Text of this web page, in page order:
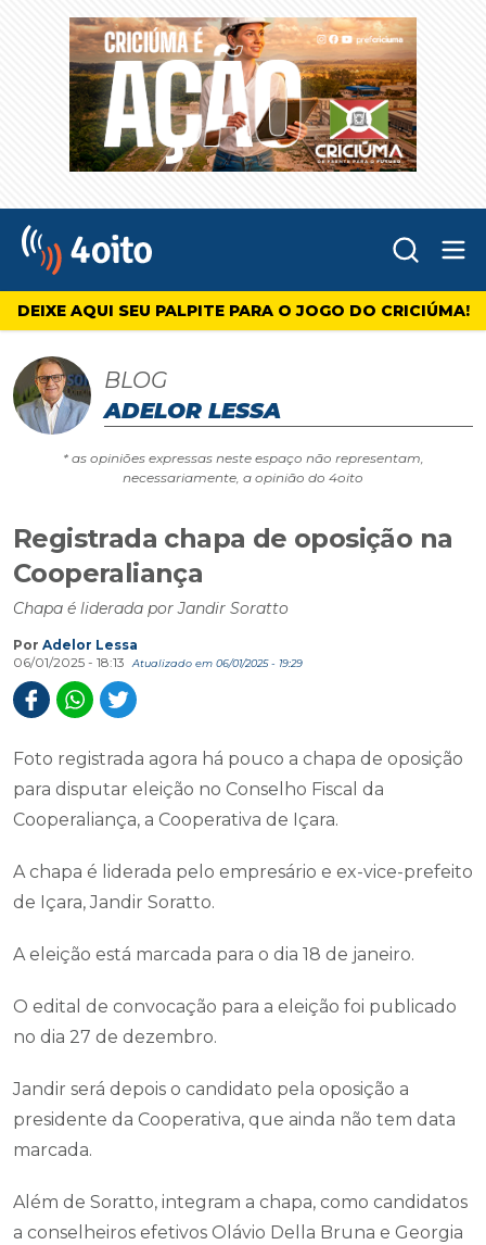
4oito
DEIXE AQUI SEU PALPITE PARA O JOGO DO CRICIÚMA!
BLOG
ADELOR LESSA
* as opiniões expressas neste espaço não representam,
necessariamente, a opinião do 4oito
Registrada chapa de oposição na
Cooperaliança
Chapa é liderada por Jandir Soratto
Por Adelor Lessa
06/01/2025 - 18:13
Atualizado em 06/01/2025 - 19:29
Foto registrada agora há pouco a chapa de oposição
para disputar eleição no Conselho Fiscal da
Cooperaliança, a Cooperativa de Içara.
A chapa é liderada pelo empresário e ex-vice-prefeito
de Içara, Jandir Soratto.
A eleição está marcada para o dia 18 de janeiro.
O edital de convocação para a eleição foi publicado
no dia 27 de dezembro.
Jandir será depois o candidato pela oposição a
presidente da Cooperativa, que ainda não tem data
marcada.
Além de Soratto, integram a chapa, como candidatos
a conselheiros efetivos Olávio Della Bruna e Georgia